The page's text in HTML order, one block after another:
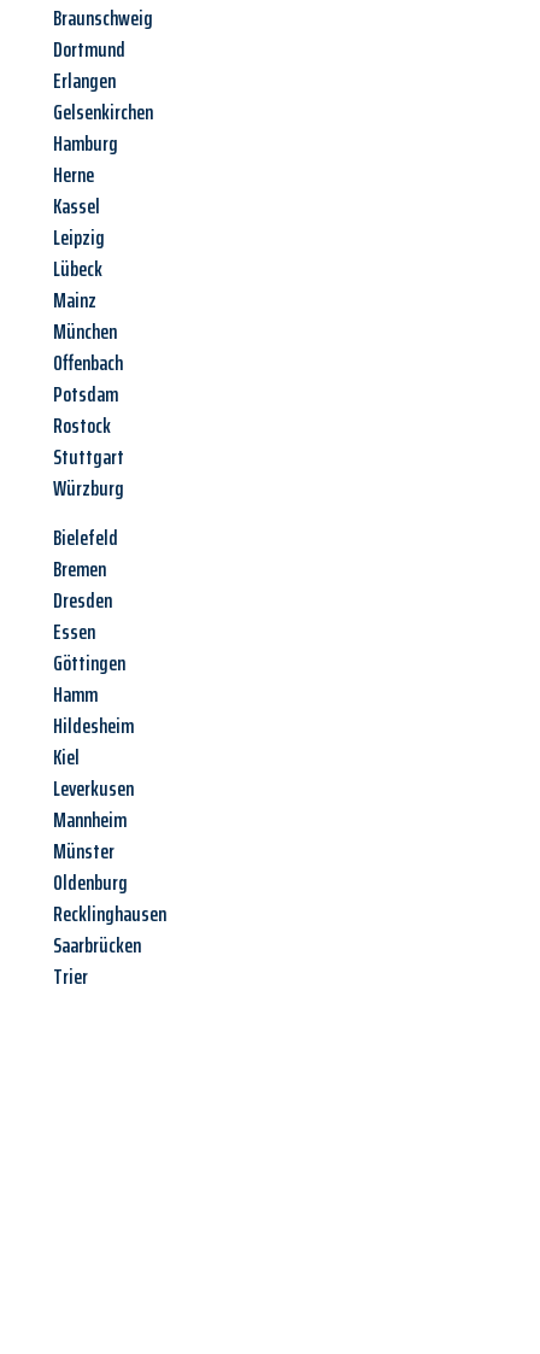
Braunschweig
Dortmund
Erlangen
Gelsenkirchen
Hamburg
Herne
Kassel
Leipzig
Lübeck
Mainz
München
Offenbach
Potsdam
Rostock
Stuttgart
Würzburg
Bielefeld
Bremen
Dresden
Essen
Göttingen
Hamm
Hildesheim
Kiel
Leverkusen
Mannheim
Münster
Oldenburg
Recklinghausen
Saarbrücken
Trier